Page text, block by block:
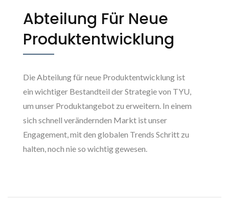
Abteilung Für Neue
Produktentwicklung
Die Abteilung für neue Produktentwicklung ist
ein wichtiger Bestandteil der Strategie von TYU,
um unser Produktangebot zu erweitern. In einem
sich schnell verändernden Markt ist unser
Engagement, mit den globalen Trends Schritt zu
halten, noch nie so wichtig gewesen.